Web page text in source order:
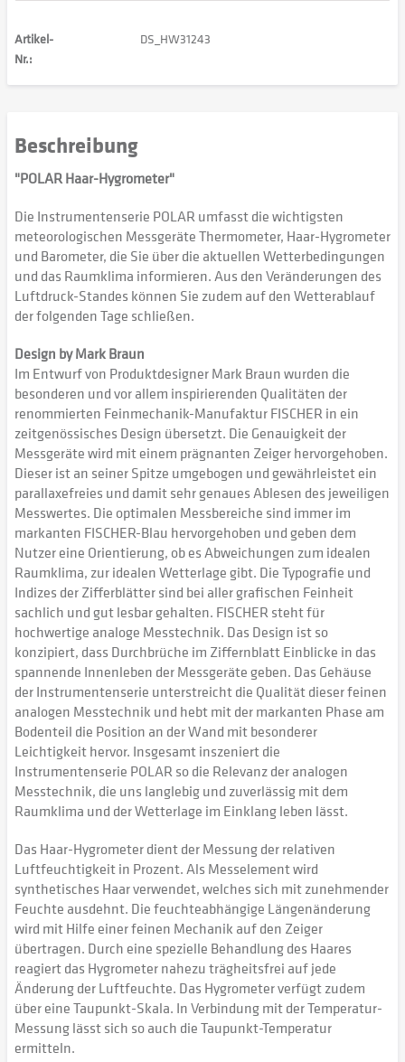
Artikel-
Nr.:
DS_HW31243
Beschreibung
"POLAR Haar-Hygrometer"
Die Instrumentenserie POLAR umfasst die wichtigsten
meteorologischen Messgeräte Thermometer, Haar-Hygrometer
und Barometer, die Sie über die aktuellen Wetterbedingungen
und das Raumklima informieren. Aus den Veränderungen des
Luftdruck-Standes können Sie zudem auf den Wetterablauf
der folgenden Tage schließen.
Design by Mark Braun
Im Entwurf von Produktdesigner Mark Braun wurden die
besonderen und vor allem inspirierenden Qualitäten der
renommierten Feinmechanik-Manufaktur FISCHER in ein
zeitgenössisches Design übersetzt. Die Genauigkeit der
Messgeräte wird mit einem prägnanten Zeiger hervorgehoben.
Dieser ist an seiner Spitze umgebogen und gewährleistet ein
parallaxefreies und damit sehr genaues Ablesen des jeweiligen
Messwertes. Die optimalen Messbereiche sind immer im
markanten FISCHER-Blau hervorgehoben und geben dem
Nutzer eine Orientierung, ob es Abweichungen zum idealen
Raumklima, zur idealen Wetterlage gibt. Die Typografie und
Indizes der Zifferblätter sind bei aller grafischen Feinheit
sachlich und gut lesbar gehalten. FISCHER steht für
hochwertige analoge Messtechnik. Das Design ist so
konzipiert, dass Durchbrüche im Ziffernblatt Einblicke in das
spannende Innenleben der Messgeräte geben. Das Gehäuse
der Instrumentenserie unterstreicht die Qualität dieser feinen
analogen Messtechnik und hebt mit der markanten Phase am
Bodenteil die Position an der Wand mit besonderer
Leichtigkeit hervor. Insgesamt inszeniert die
Instrumentenserie POLAR so die Relevanz der analogen
Messtechnik, die uns langlebig und zuverlässig mit dem
Raumklima und der Wetterlage im Einklang leben lässt.
Das Haar-Hygrometer dient der Messung der relativen
Luftfeuchtigkeit in Prozent. Als Messelement wird
synthetisches Haar verwendet, welches sich mit zunehmender
Feuchte ausdehnt. Die feuchteabhängige Längenänderung
wird mit Hilfe einer feinen Mechanik auf den Zeiger
übertragen. Durch eine spezielle Behandlung des Haares
reagiert das Hygrometer nahezu trägheitsfrei auf jede
Änderung der Luftfeuchte. Das Hygrometer verfügt zudem
über eine Taupunkt-Skala. In Verbindung mit der Temperatur-
Messung lässt sich so auch die Taupunkt-Temperatur
ermitteln.